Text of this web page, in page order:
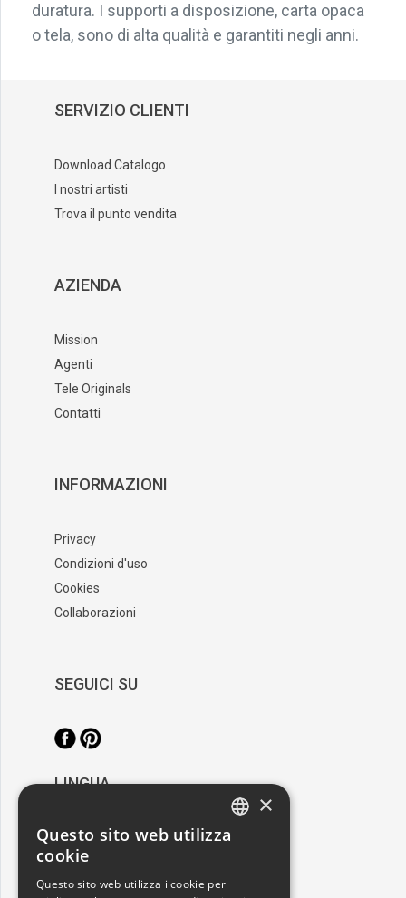
duratura. I supporti a disposizione, carta opaca
o tela, sono di alta qualità e garantiti negli anni.
SERVIZIO CLIENTI
Download Catalogo
I nostri artisti
Trova il punto vendita
AZIENDA
Mission
Agenti
Tele Originals
Contatti
INFORMAZIONI
Privacy
Condizioni d'uso
Cookies
Collaborazioni
SEGUICI SU
LINGUA
×
Questo sito web utilizza
cookie
Questo sito web utilizza i cookie per